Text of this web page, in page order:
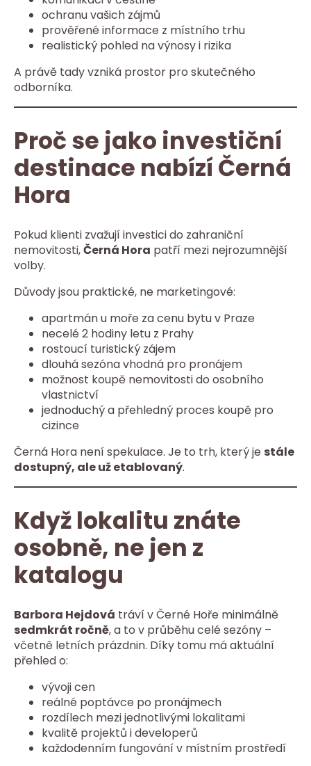
ochranu vašich zájmů
prověřené informace z místního trhu
realistický pohled na výnosy i rizika
A právě tady vzniká prostor pro skutečného
odborníka.
Proč se jako investiční
destinace nabízí Černá
Hora
Pokud klienti zvažují investici do zahraniční
nemovitosti,Černá Hora patří mezi nejrozumnější
volby.
Důvody jsou praktické, ne marketingové:
apartmán u moře za cenu bytu v Praze
necelé 2 hodiny letu z Prahy
rostoucí turistický zájem
dlouhá sezóna vhodná pro pronájem
možnost koupě nemovitosti do osobního
vlastnictví
jednoduchý a přehledný proces koupě pro
cizince
Černá Hora není spekulace. Je to trh, který je stále
dostupný, ale už etablovaný.
Když lokalitu znáte
osobně, ne jen z
katalogu
Barbora Hejdová tráví v Černé Hoře minimálně
sedmkrát ročně, a to v průběhu celé sezóny –
včetně letních prázdnin. Díky tomu má aktuální
přehled o:
vývoji cen
reálné poptávce po pronájmech
rozdílech mezi jednotlivými lokalitami
kvalitě projektů i developerů
každodenním fungování v místním prostředí